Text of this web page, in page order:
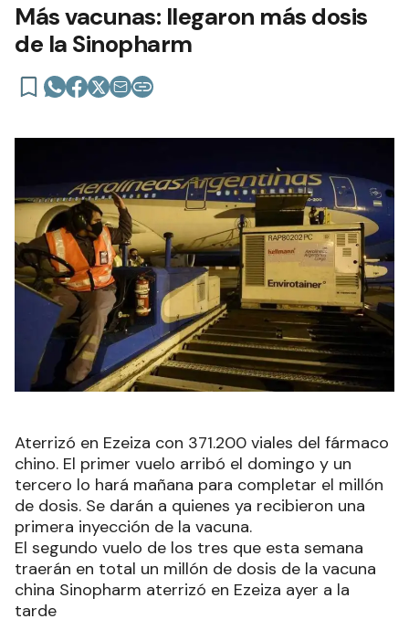
Más vacunas: llegaron más dosis
de la Sinopharm
Aterrizó en Ezeiza con 371.200 viales del fármaco
chino. El primer vuelo arribó el domingo y un
tercero lo hará mañana para completar el millón
de dosis. Se darán a quienes ya recibieron una
primera inyección de la vacuna.
El segundo vuelo de los tres que esta semana
traerán en total un millón de dosis de la vacuna
china Sinopharm aterrizó en Ezeiza ayer a la
tarde